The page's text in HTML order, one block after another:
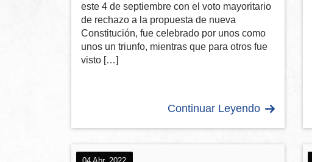
este 4 de septiembre con el voto mayoritario
de rechazo a la propuesta de nueva
Constitución, fue celebrado por unos como
unos un triunfo, mientras que para otros fue
visto […]
Continuar Leyendo